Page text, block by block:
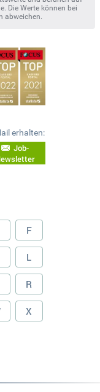
Die Werte können bei
abweichen.
erhalten:
Job-
F
L
R
X